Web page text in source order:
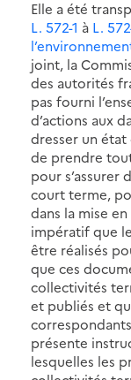
Elle a été
L. 572-1 à L.
joint, la
des autorités
pas fourni
d’actions aux
dresser un
de prendre
pour s’assurer
court terme,
dans la mise
impératif que
être réalisés
que ces
collectivités
et publiés et
présente
lesquelles les